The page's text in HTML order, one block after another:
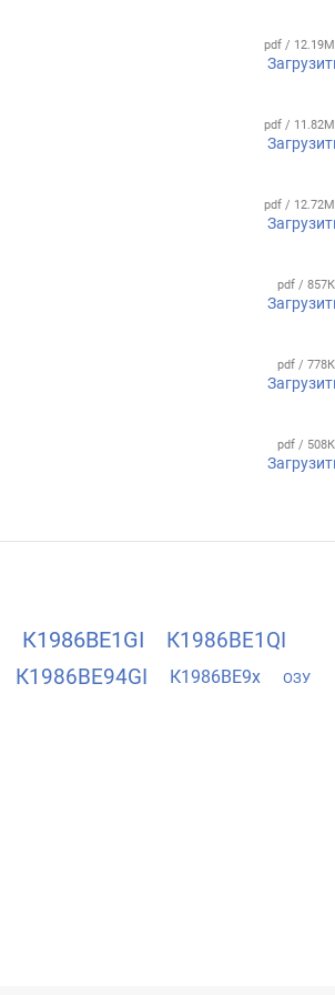
pdf /
pdf /
pdf /
pdf /
pdf /
pdf /
К1986ВЕ1GI К1986ВЕ1QI
К1986ВЕ94GI К1986ВЕ9x ОЗУ